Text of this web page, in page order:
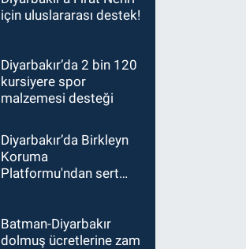
için uluslararası destek!
Diyarbakır’da 2 bin 120
kursiyere spor
malzemesi desteği
Diyarbakır’da Birkleyn
Koruma
Platformu'ndan sert
Batman-Diyarbakır
dolmuş ücretlerine zam